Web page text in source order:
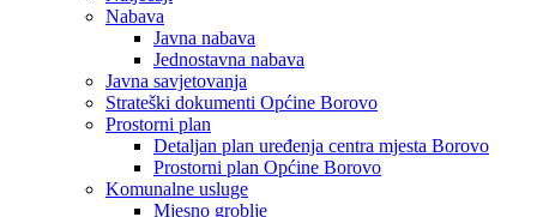
Nabava
Javna nabava
Jednostavna nabava
Javna savjetovanja
Strateški dokumenti Općine Borovo
Prostorni plan
Detaljan plan uređenja centra mjesta Borovo
Prostorni plan Općine Borovo
Komunalne usluge
Mjesno groblje